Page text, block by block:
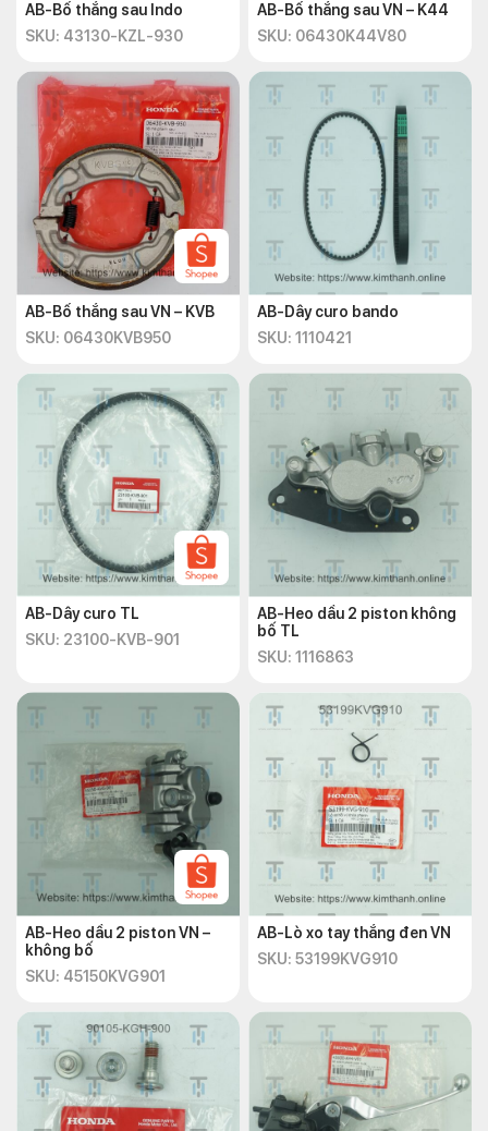
AB-Bố thắng sau Indo
SKU: 43130-KZL-930
AB-Bố thắng sau VN – K44
SKU: 06430K44V80
AB-Bố thắng sau VN – KVB
SKU: 06430KVB950
AB-Dây curo bando
SKU: 1110421
AB-Dây curo TL
SKU: 23100-KVB-901
AB-Heo dầu 2 piston không
bố TL
SKU: 1116863
AB-Heo dầu 2 piston VN –
không bố
SKU: 45150KVG901
AB-Lò xo tay thắng đen VN
SKU: 53199KVG910